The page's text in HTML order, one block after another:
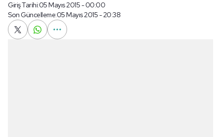
Giriş Tarihi:05 Mayıs 2015 - 00:00
Son Güncelleme:05 Mayıs 2015 - 20:38